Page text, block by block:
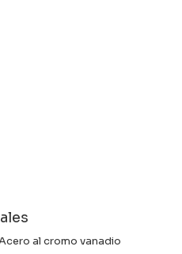
al cromo vanadio